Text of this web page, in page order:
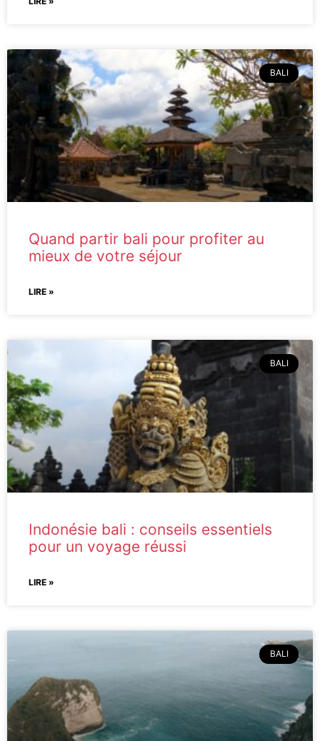
BALI
Quand partir bali pour profiter au
mieux de votre séjour
LIRE »
BALI
Indonésie bali : conseils essentiels
pour un voyage réussi
LIRE »
BALI